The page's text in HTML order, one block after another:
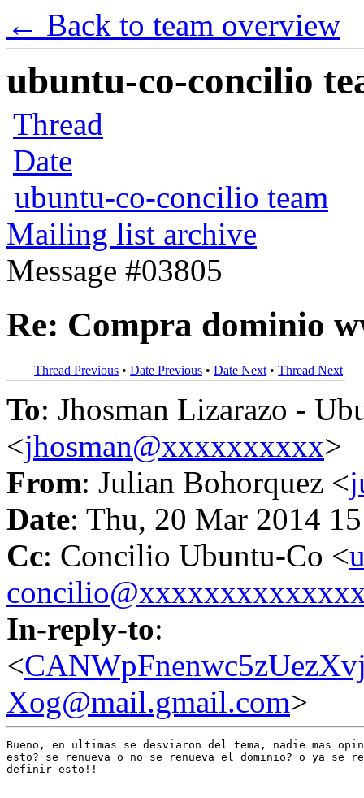
← Back to team overview
ubuntu-co-concilio
Thread
Date
ubuntu-co-concilio team
Mailing list archive
Message #03805
Re: Compra dominio
Thread Previous • Date Previous • Date Next • Thread Next
To: Jhosman Lizarazo -
<jhosman@xxxxxxxxxx>
From: Julian Bohorquez <
Date: Thu, 20 Mar 2014
Cc: Concilio Ubuntu-Co <
In-reply-to:
<
Xog@mail.gmail.com>
Bueno, en ultimas se desviaron del tema, nadie mas
esto? se renueva o no se renueva el dominio? o ya se
definir esto!!